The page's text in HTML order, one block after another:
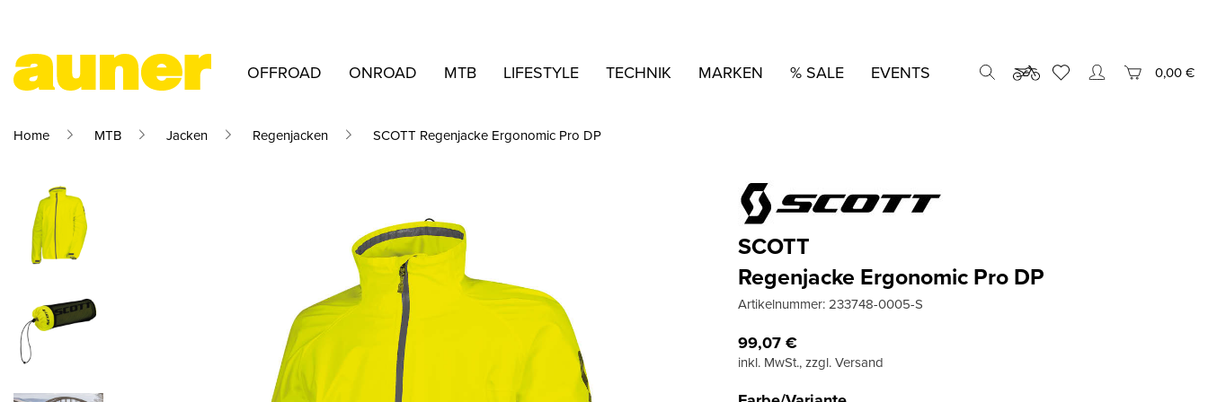
OFFROAD ONROAD MTB LIFESTYLE TECHNIK MARKEN % SALE EVENTS 0,00 €
Home MTB Jacken Regenjacken SCOTT Regenjacke Ergonomic Pro DP
SCOTT
Regenjacke Ergonomic Pro DP
Artikelnummer:233748-0005-S
99,07€
inkl. MwSt., zzgl. Versand